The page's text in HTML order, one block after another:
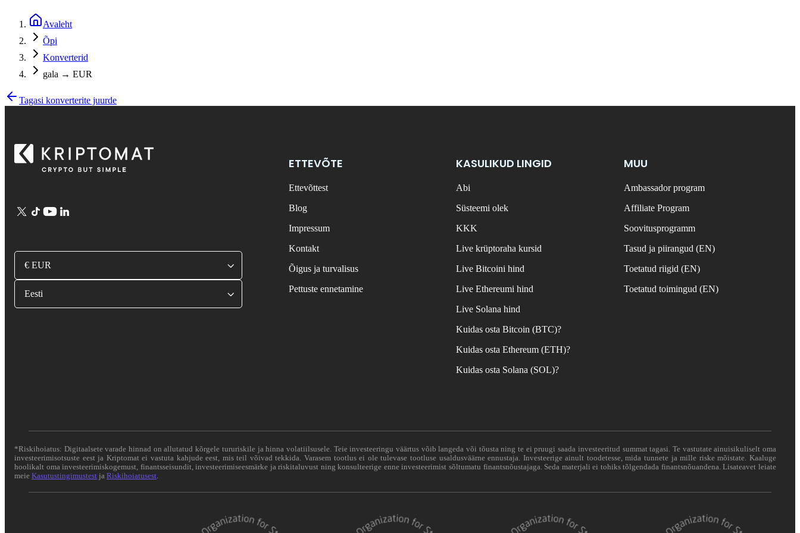
Avaleht
Õpi
Konverterid
gala → EUR
Tagasi konverterite juurde
€ EUR
Eesti
ETTEVÕTE
Ettevõttest
Blog
Impressum
Kontakt
Õigus ja turvalisus
Pettuste ennetamine
KASULIKUD LINGID
Abi
Süsteemi olek
KKK
Live krüptoraha kursid
Live Bitcoini hind
Live Ethereumi hind
Live Solana hind
Kuidas osta Bitcoin (BTC)?
Kuidas osta Ethereum (ETH)?
Kuidas osta Solana (SOL)?
MUU
Ambassador program
Affiliate Program
Soovitusprogramm
Tasud ja piirangud (EN)
Toetatud riigid (EN)
Toetatud toimingud (EN)
*Riskihoiatus: Digitaalsete varade hinnad on allutatud kõrgele tururiskile ja hinna volatiilsusele. Teie investeeringu väärtus võib langeda või tõusta ning te ei pruugi saada investeeritud summat tagasi. Te vastutate ainuisikuliselt oma
investeerimisotsuste eest ja Kriptomat ei vastuta kahjude eest, mis teil võivad tekkida. Varasem tootlus ei ole tulevase tootluse usaldusväärne ennustaja. Investeerige ainult toodetesse, mida tunnete ja mille riske mõistate. Kaaluge
hoolikalt oma investeerimiskogemust, finantsseisundit, investeerimiseesmärke ja riskitaluvust ning konsulteerige enne investeerimist sõltumatu finantsnõustajaga. Seda materjali ei tohiks tõlgendada finantsnõuandena. Lisateavet leiate
meie Kasutustingimustest ja Riskihoiatusest